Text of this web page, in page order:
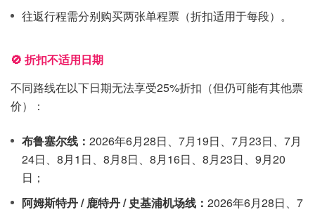
往返行程需分别购买两张单程票（折扣适用于每段）。
🚫 折扣不适用日期
不同路线在以下日期无法享受25%折扣（但仍可能有其他票
价）：
布鲁塞尔线： 2026年6月28日、7月19日、7月23日、7月
24日、8月1日、8月8日、8月16日、8月23日、9月20
日；
阿姆斯特丹 / 鹿特丹 / 史基浦机场线： 2026年6月28日、7